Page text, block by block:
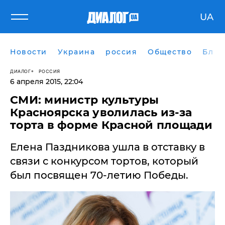
UA
Новости Украина россия Общество
ДИАЛОГ РОССИЯ
6 апреля 2015, 22:04
СМИ: министр культуры
Красноярска уволилась из-за
торта в форме Красной площади
Елена Паздникова ушла в отставку в
связи с конкурсом тортов, который
был посвящен 70-летию Победы.